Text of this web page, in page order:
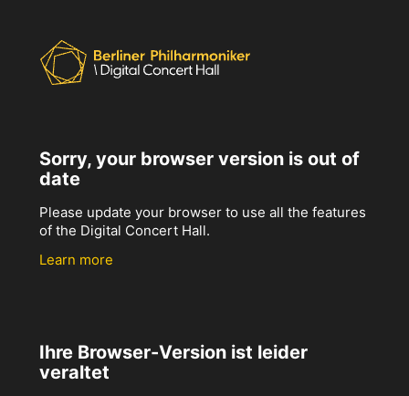
Sorry, your browser version is out of
date
Please update your browser to use all the features
of the Digital Concert Hall.
Learn more
Ihre Browser-Version ist leider
veraltet